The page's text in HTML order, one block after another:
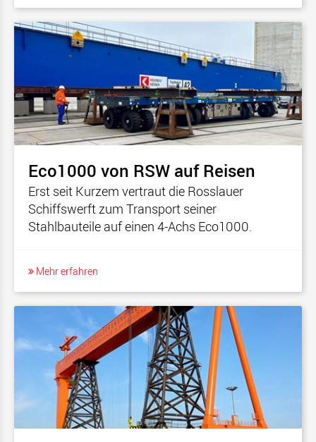
Eco1000 von RSW auf Reisen
Erst seit Kurzem vertraut die Rosslauer
Schiffswerft zum Transport seiner
Stahlbauteile auf einen 4-Achs Eco1000.
Mehr erfahren